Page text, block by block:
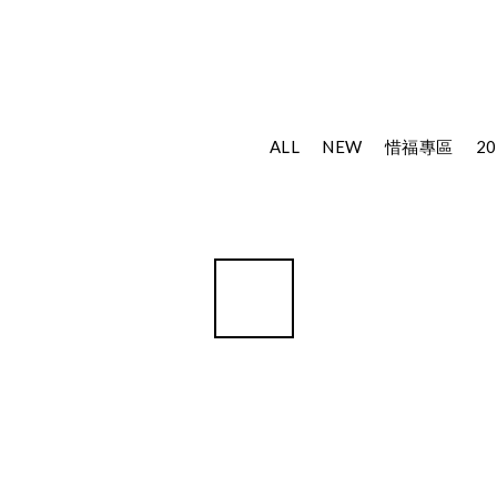
ALL NEW 惜福專區